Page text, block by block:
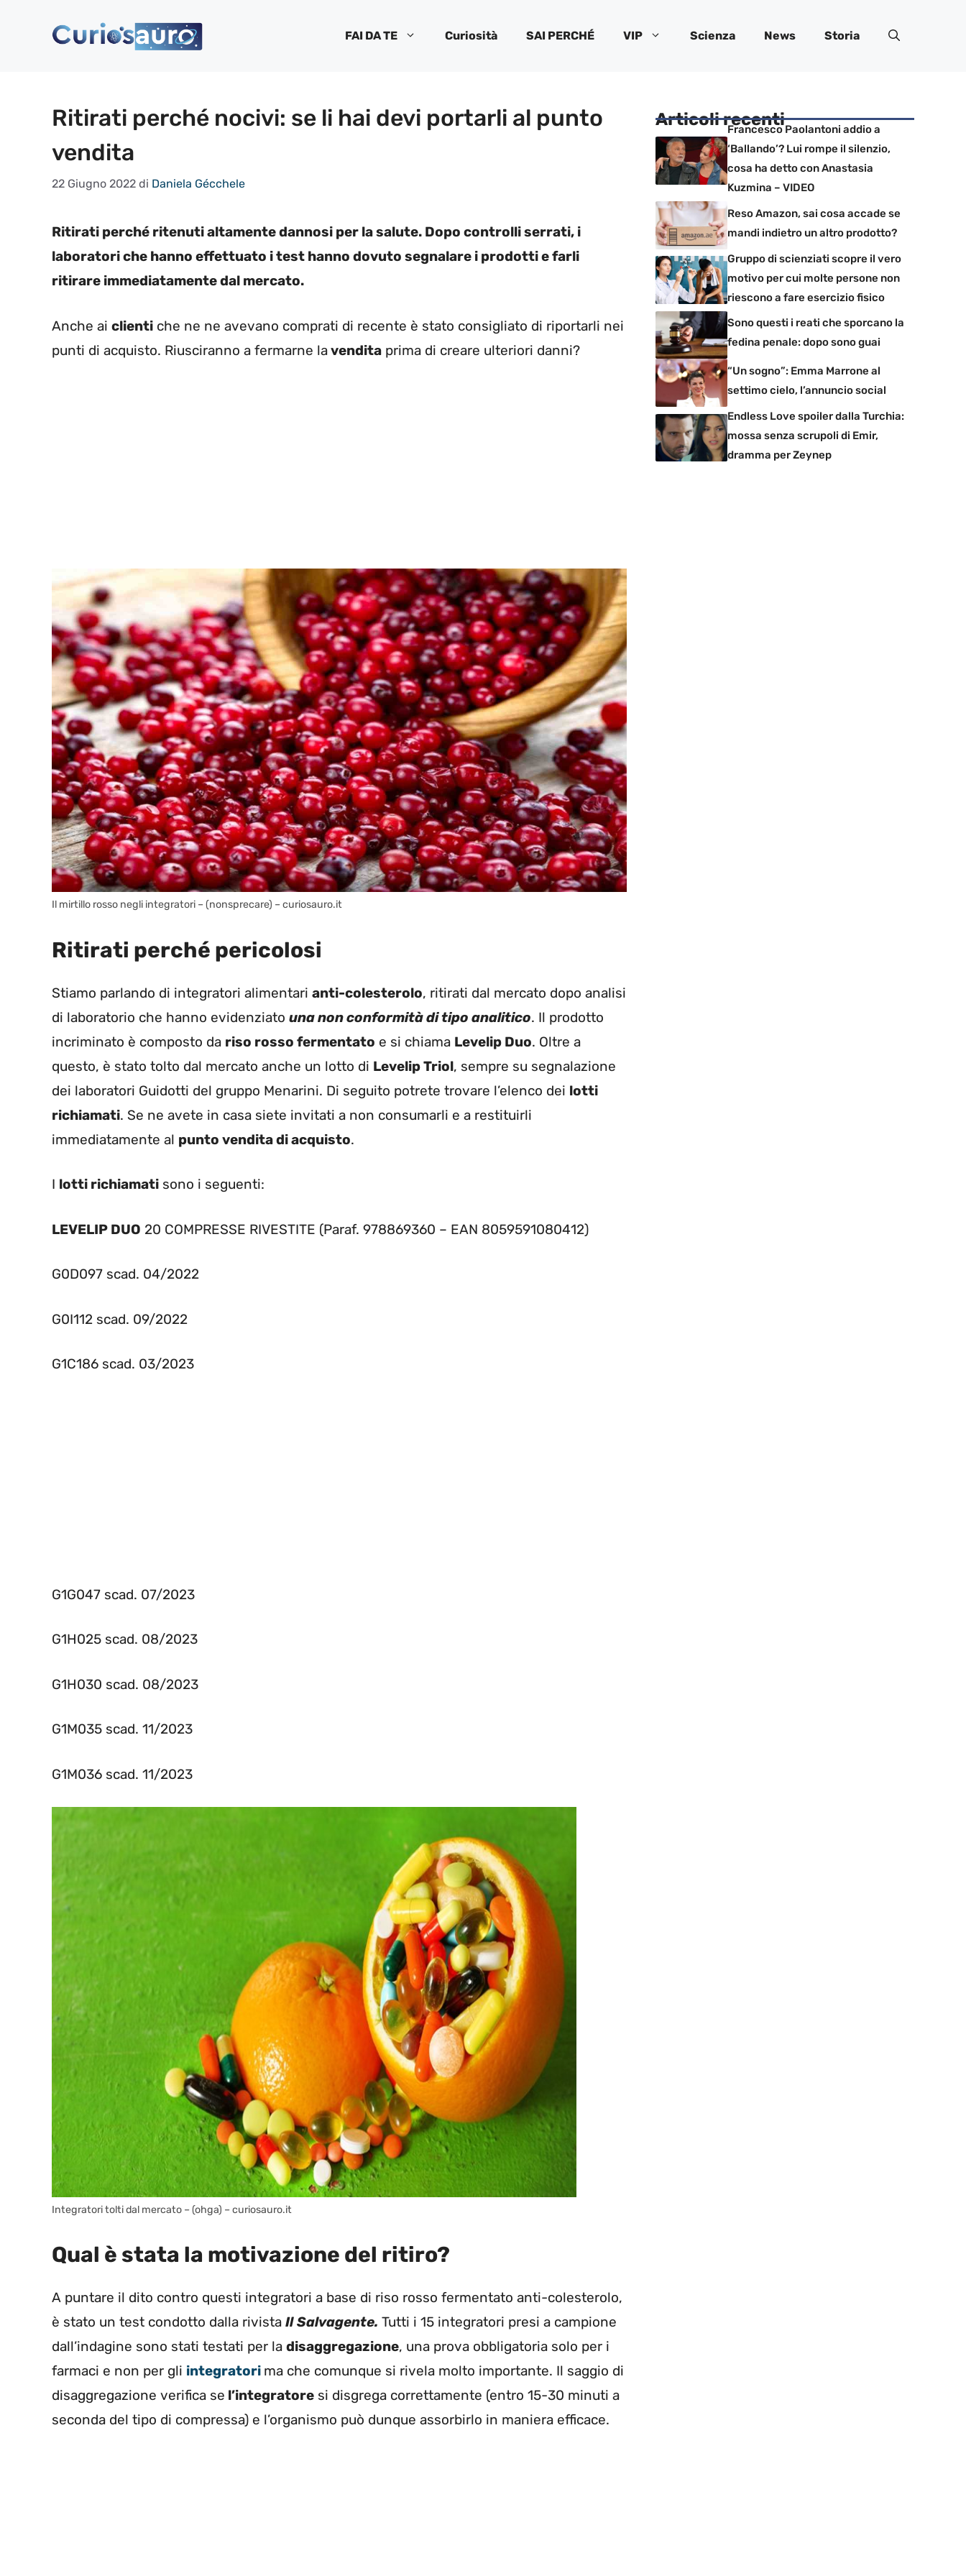
FAI DA TE Curiosità SAI PERCHÉ VIP Scienza News Storia
Ritirati perché nocivi: se li hai devi portarli al punto
vendita
22 Giugno 2022 di Daniela Gécchele
Ritirati perché ritenuti altamente dannosi per la salute. Dopo controlli serrati, i
laboratori che hanno effettuato i test hanno dovuto segnalare i prodotti e farli
ritirare immediatamente dal mercato.
Anche ai clienti che ne ne avevano comprati di recente è stato consigliato di riportarli nei
punti di acquisto. Riusciranno a fermarne lavendita prima di creare ulteriori danni?
Il mirtillo rosso negli integratori – (nonsprecare) – curiosauro.it
Ritirati perché pericolosi
Stiamo parlando di integratori alimentari anti-colesterolo, ritirati dal mercato dopo analisi
di laboratorio che hanno evidenziato una non conformità di tipo analitico. Il prodotto
incriminato è composto da riso rosso fermentato e si chiama Levelip Duo. Oltre a
questo, è stato tolto dal mercato anche un lotto di Levelip Triol, sempre su segnalazione
dei laboratori Guidotti del gruppo Menarini. Di seguito potrete trovare l’elenco dei lotti
richiamati. Se ne avete in casa siete invitati a non consumarli e a restituirli
immediatamente al punto vendita di acquisto.
I lotti richiamati sono i seguenti:
LEVELIP DUO 20 COMPRESSE RIVESTITE (Paraf. 978869360 – EAN 8059591080412)
G0D097 scad. 04/2022
G0I112 scad. 09/2022
G1C186 scad. 03/2023
G1G047 scad. 07/2023
G1H025 scad. 08/2023
G1H030 scad. 08/2023
G1M035 scad. 11/2023
G1M036 scad. 11/2023
Integratori tolti dal mercato – (ohga) – curiosauro.it
Qual è stata la motivazione del ritiro?
A puntare il dito contro questi integratori a base di riso rosso fermentato anti-colesterolo,
è stato un test condotto dalla rivista Il Salvagente. Tutti i 15 integratori presi a campione
dall’indagine sono stati testati per la disaggregazione, una prova obbligatoria solo per i
farmaci e non per gli integratori ma che comunque si rivela molto importante. Il saggio di
disaggregazione verifica se l’integratore si disgrega correttamente (entro 15-30 minuti a
seconda del tipo di compressa) e l’organismo può dunque assorbirlo in maniera efficace.
Articoli recentiFrancesco Paolantoni addio a
‘Ballando’? Lui rompe il silenzio,
cosa ha detto con Anastasia
Kuzmina – VIDEO
Reso Amazon, sai cosa accade se
mandi indietro un altro prodotto?
Gruppo di scienziati scopre il vero
motivo per cui molte persone non
riescono a fare esercizio fisico
Sono questi i reati che sporcano la
fedina penale: dopo sono guai
“Un sogno”: Emma Marrone al
settimo cielo, l’annuncio social
Endless Love spoiler dalla Turchia:
mossa senza scrupoli di Emir,
dramma per Zeynep